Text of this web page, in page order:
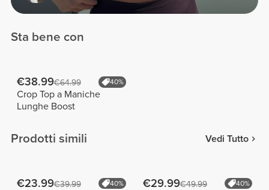
Sta bene con
€38.99€64.99 40%
Crop Top a Maniche
Lunghe Boost
Prodotti simili Vedi Tutto
€23.99€39.99 40% €29.99€49.99 40%